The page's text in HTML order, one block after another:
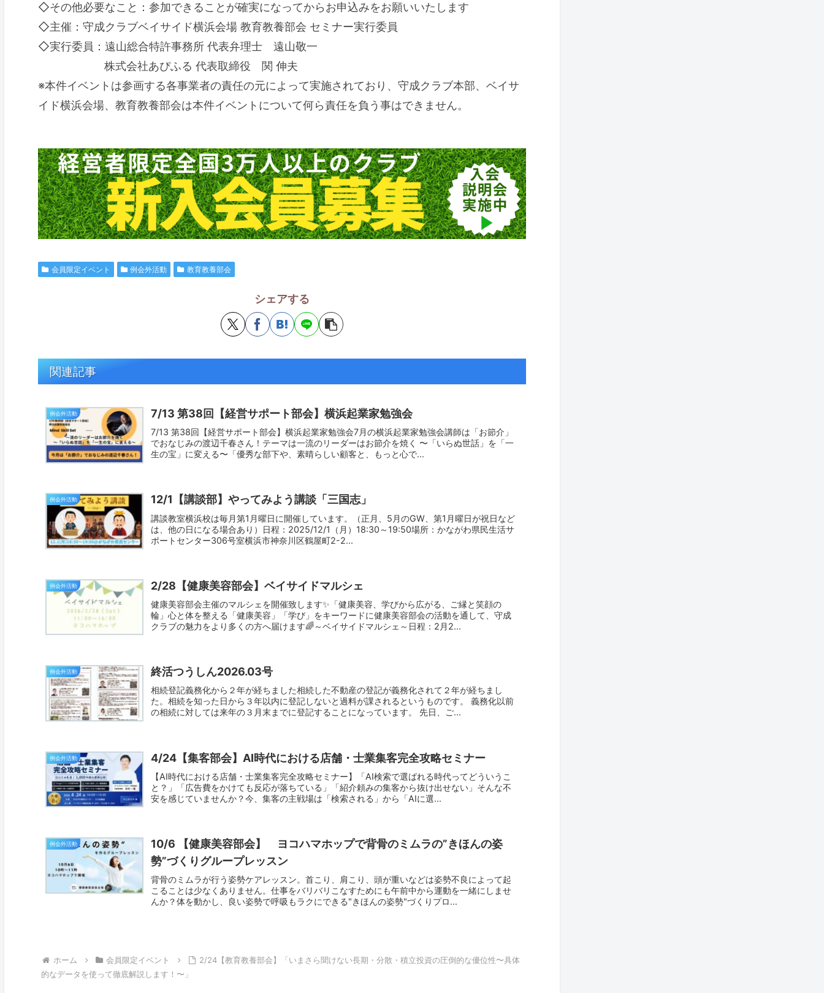
◇その他必要なこと：参加できることが確実になってからお申込みをお願いいたします
◇主催：守成クラブベイサイド横浜会場 教育教養部会 セミナー実行委員
◇実行委員：遠山総合特許事務所 代表弁理士 遠山敬一
株式会社あぴふる 代表取締役 関 伸夫
※本件イベントは参画する各事業者の責任の元によって実施されており、守成クラブ本部、ベイサ
イド横浜会場、教育教養部会は本件イベントについて何ら責任を負う事はできません。
会員限定イベント 例会外活動 教育教養部会
シェアする
関連記事
例会外活動 7/13 第38回【経営サポート部会】横浜起業家勉強会
7/13 第38回【経営サポート部会】横浜起業家勉強会7月の横浜起業家勉強会講師は「お節介」
でおなじみの渡辺千春さん！テーマは一流のリーダーはお節介を焼く 〜「いらぬ世話」を「一
生の宝」に変える〜「優秀な部下や、素晴らしい顧客と、もっと心で...
例会外活動 12/1【講談部】やってみよう講談「三国志」
講談教室横浜校は毎月第1月曜日に開催しています。（正月、5月のGW、第1月曜日が祝日など
は、他の日になる場合あり）日程：2025/12/1（月）18:30～19:50場所：かながわ県民生活サ
ポートセンター306号室横浜市神奈川区鶴屋町2-2...
例会外活動 2/28【健康美容部会】ベイサイドマルシェ
健康美容部会主催のマルシェを開催致します✨️「健康美容、学びから広がる、ご縁と笑顔の
輪」心と体を整える「健康美容」「学び」をキーワードに健康美容部会の活動を通して、守成
クラブの魅力をより多くの方へ届けます🌈～ベイサイドマルシェ～日程：2月2...
例会外活動 終活つうしん2026.03号
相続登記義務化から２年が経ちました相続した不動産の登記が義務化されて２年が経ちまし
た。相続を知った日から３年以内に登記しないと過料が課されるというものです。 義務化以前
の相続に対しては来年の３月末までに登記することになっています。 先日、ご...
例会外活動 4/24【集客部会】AI時代における店舗・士業集客完全攻略セミナー
【AI時代における店舗・士業集客完全攻略セミナー】「AI検索で選ばれる時代ってどういうこ
と？」「広告費をかけても反応が落ちている」「紹介頼みの集客から抜け出せない」そんな不
安を感じていませんか？今、集客の主戦場は「検索される」から「AIに選...
例会外活動
10/6 【健康美容部会】 ヨコハマホップで背骨のミムラの”きほんの姿
勢”づくりグループレッスン
背骨のミムラが行う姿勢ケアレッスン。首こり、肩こり、頭が重いなどは姿勢不良によって起
こることは少なくありません。仕事をバリバリこなすためにも午前中から運動を一緒にしませ
んか？体を動かし、良い姿勢で呼吸もラクにできる"きほんの姿勢"づくりプロ...
ホーム 会員限定イベント
2/24【教育教養部会】「いまさら聞けない長期・分散・積立投資の圧倒的な優位性〜具体
的なデータを使って徹底解説します！〜」